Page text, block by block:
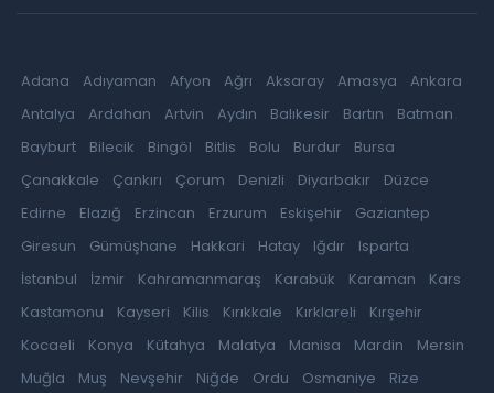
Adana Adıyaman Afyon Ağrı Aksaray Amasya
Ankara
Antalya
Ardahan Artvin Aydın Balıkesir Bartın
Batman
Bayburt
Bilecik Bingöl Bitlis Bolu Burdur
Bursa
Çanakkale
Çankırı Çorum Denizli Diyarbakır
Düzce
Edirne
Elazığ Erzincan Erzurum Eskişehir
Gaziantep
Giresun
Gümüşhane Hakkari Hatay Iğdır
Isparta
İstanbul
İzmir Kahramanmaraş Karabük Karaman
Kars
Kastamonu
Kayseri Kilis Kırıkkale Kırklareli
Kırşehir
Kocaeli
Konya Kütahya Malatya Manisa Mardin
Mersin
Muğla
Muş Nevşehir Niğde Ordu Osmaniye
Rize